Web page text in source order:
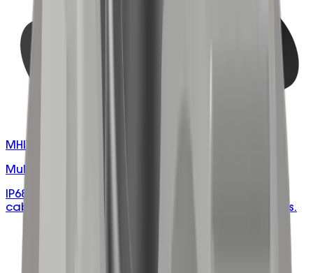
MHIXXXXXXXXXX
Multi-hole M25 Cable Gland Inserts & Plugs
IP68-rated NRB rubber inserts and plugs for M25
cable glands, available in 2–5 hole configurations.